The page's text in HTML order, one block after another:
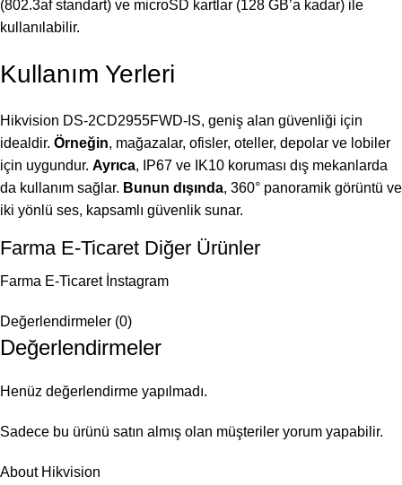
(802.3af standart) ve microSD kartlar (128 GB’a kadar) ile
kullanılabilir.
Kullanım Yerleri
Hikvision DS-2CD2955FWD-IS, geniş alan güvenliği için
idealdir. Örneğin, mağazalar, ofisler, oteller, depolar ve lobiler
için uygundur. Ayrıca, IP67 ve IK10 koruması dış mekanlarda
da kullanım sağlar. Bunun dışında, 360° panoramik görüntü ve
iki yönlü ses, kapsamlı güvenlik sunar.
Farma E-Ticaret Diğer Ürünler
Farma E-Ticaret İnstagram
Değerlendirmeler (0)
Değerlendirmeler
Henüz değerlendirme yapılmadı.
Sadece bu ürünü satın almış olan müşteriler yorum yapabilir.
About Hikvision